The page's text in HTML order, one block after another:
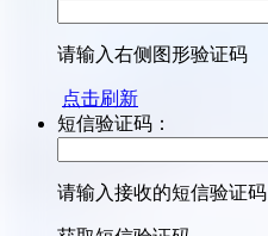
请输入右侧图形验证码
点击刷新
短信验证码：
请输入接收的短信验证码